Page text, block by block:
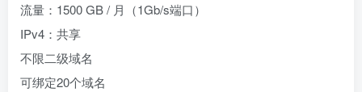
流量：1500 GB / 月（1Gb/s端口）
IPv4：共享
不限二级域名
可绑定20个域名